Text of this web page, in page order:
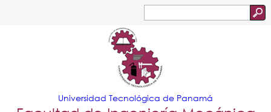
Jump to navigation
de
búsqueda
Universidad Tecnológica de Panamá